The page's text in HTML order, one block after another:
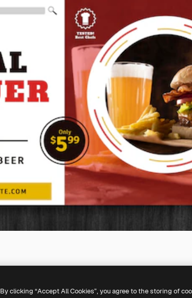
By clicking “Accept All Cookies”, you agree to the storing of